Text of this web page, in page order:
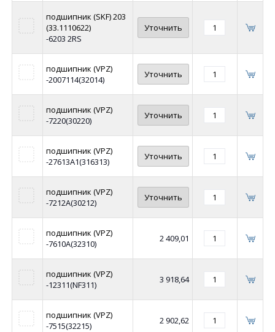
подшипник (SKF) 203
(33.1110622)
-6203 2RS
Уточнить
подшипник (VPZ)
-2007114(32014)
Уточнить
подшипник (VPZ)
-7220(30220)
Уточнить
подшипник (VPZ)
-27613А1(316313)
Уточнить
подшипник (VPZ)
-7212А(30212)
Уточнить
подшипник (VPZ)
-7610А(32310)
2 409,01
подшипник (VPZ)
-12311(NF311)
3 918,64
подшипник (VPZ)
-7515(32215)
2 902,62